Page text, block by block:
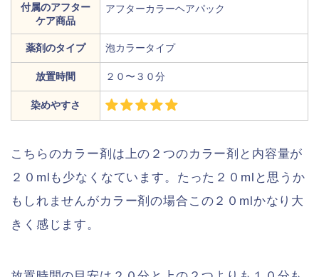
付属のアフター
ケア商品
アフターカラーヘアパック
薬剤のタイプ 泡カラータイプ
放置時間 ２０〜３０分
染めやすさ
こちらのカラー剤は上の２つのカラー剤と内容量が
２０mlも少なくなています。たった２０mlと思うか
もしれませんがカラー剤の場合この２０mlかなり大
きく感じます。